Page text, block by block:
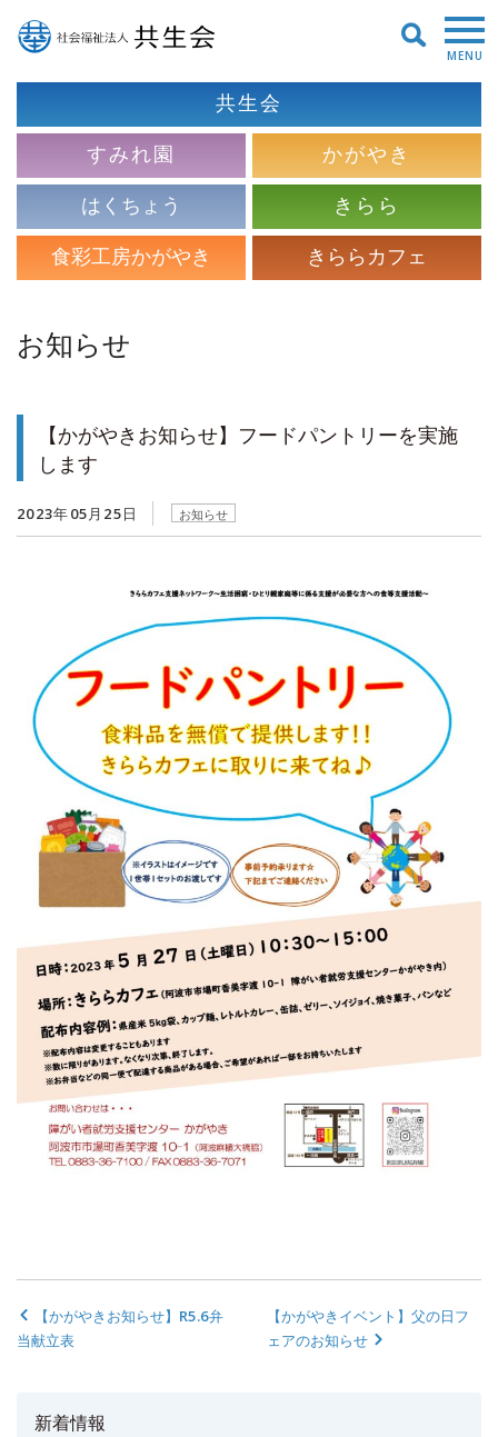
MENU
共生会
すみれ園
かがやき
はくちょう
きらら
食彩工房かがやき
きららカフェ
お知らせ
【かがやきお知らせ】フードパントリーを実施
します
2023年05月25日 お知らせ
【かがやきお知らせ】R5.6弁
当献立表
【かがやきイベント】父の日フ
ェアのお知らせ
新着情報